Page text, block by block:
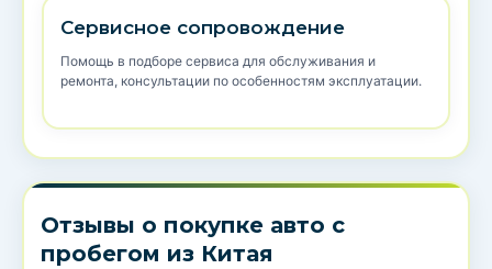
Сервисное сопровождение
Помощь в подборе сервиса для обслуживания и
ремонта, консультации по особенностям эксплуатации.
Отзывы о покупке авто с
пробегом из Китая